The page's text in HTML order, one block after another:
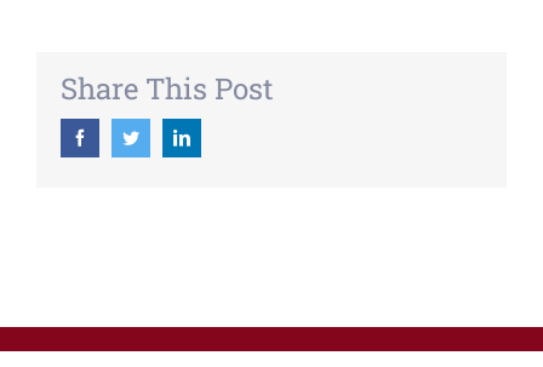
Share This Post
FacebookTwitterLinkedin